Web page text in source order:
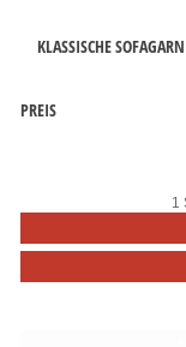
KLASSISCHE
PREIS
1